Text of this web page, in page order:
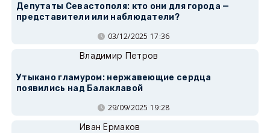
Депутаты Севастополя: кто они для города —
представители или наблюдатели?
03/12/2025 17:36
Владимир Петров
Утыкано гламуром: нержавеющие сердца
появились над Балаклавой
29/09/2025 19:28
Иван Ермаков